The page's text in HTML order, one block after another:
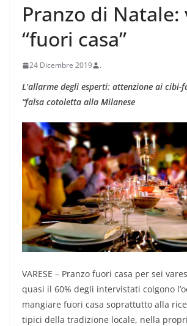
Pranzo di Natale:
“fuori casa”
24 Dicembre 2019 .
L’allarme degli esperti: attenzione ai cibi-
“falsa cotoletta alla Milanese
VARESE – Pranzo fuori casa per sei
quasi il 60% degli intervistati colgono
mangiare fuori casa soprattutto alla
tipici della tradizione locale, nella